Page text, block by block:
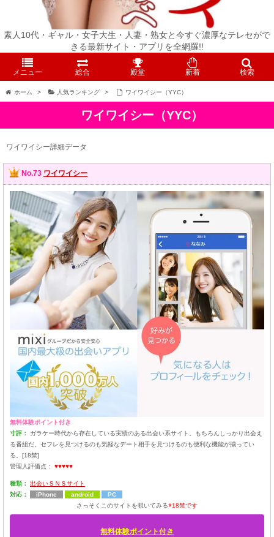
素人10代・ギャル・女子大生・人妻・熟女と今すぐ濃厚なテレセがで
きる最新サイト・アプリを全網羅!!
メニュー 総合 殿堂 新着 検索
ホーム > 人気ランキング > ワイワイシー（YYC）
ワイワイシー（YYC）
ワイワイシー詳細データ
No.73 ワイワイシー
無料体験ポイント付き
寸評：
ガラケー時代から存在している実績のある出会い系サイト。もちろんしっかり出会え
る番組だ。セフレを見つけるのも気軽なデート相手を見つけるのも便利な機能が揃ってい
る。[18禁]
管理人評価点： ♥♥♥♥♥
種類：
出会いＳＮＳサイト
対応：
iPhone android
PC
さっそくこのサイトを覗いてみる※18禁です
無料体験ポイント付き